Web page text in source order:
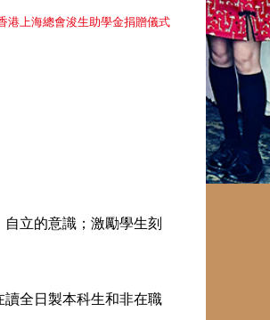
港上海總會浚生助學金捐贈儀式
立的意識；激勵學生刻
全日製本科生和非在職